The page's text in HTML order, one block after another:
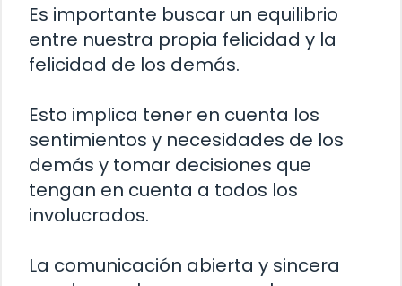
Es importante buscar un equilibrio
entre nuestra propia felicidad y la
felicidad de los demás.
Esto implica tener en cuenta los
sentimientos y necesidades de los
demás y tomar decisiones que
tengan en cuenta a todos los
involucrados.
La comunicación abierta y sincera